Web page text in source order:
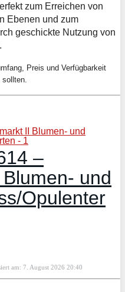
zum Erreichen von
Ebenen und zum
geschickte Nutzung von
Preis und Verfügbarkeit
–
und
Opulenter
am: 7. August 2026 20:40